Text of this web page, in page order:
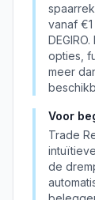
vanaf
opties,
meer
Voor
Trade
de